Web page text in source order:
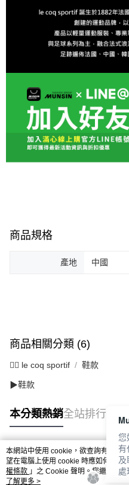
商品規格
產地 中國
商品相關分類 (6)
🚴‍♂️ le coq sportif 鞋款
▶鞋款
本分類熱銷全站排行
熱門標籤
本網站中使用 cookie，欲查詢有關本
望在電腦上使用 cookie 時應如何變更
權條款 」之 Cookie 聲明。您繼續使
用條款之 Cookie 聲明使用 cookie。
了解更多 >
您
處